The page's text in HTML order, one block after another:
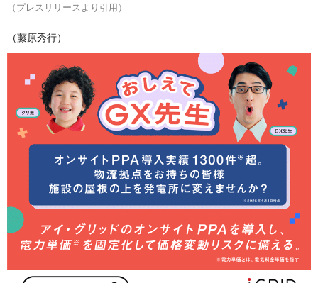
（プレスリリースより引用）
（藤原秀行）